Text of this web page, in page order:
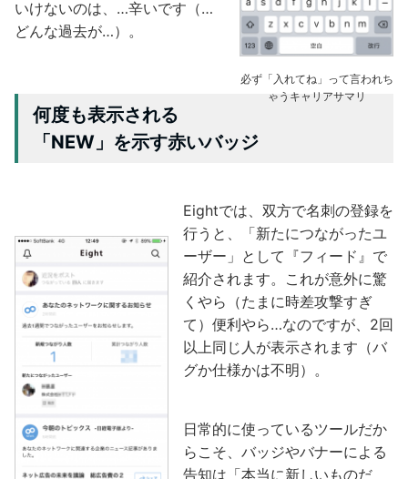
必ず「入れてね」って言われち
ゃうキャリアサマリ
いけないのは、…辛いです（…
どんな過去が…）。
何度も表示される
「NEW」を示す赤いバッジ
Eightでは、双方で名刺の登録を
行うと、「新たにつながったユ
ーザー」として『フィード』で
紹介されます。これが意外に驚
くやら（たまに時差攻撃すぎ
て）便利やら…なのですが、2回
以上同じ人が表示されます（バ
グか仕様かは不明）。
日常的に使っているツールだか
らこそ、バッジやバナーによる
告知は「本当に新しいものだ